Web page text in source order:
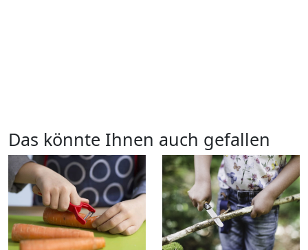
Das könnte Ihnen auch gefallen